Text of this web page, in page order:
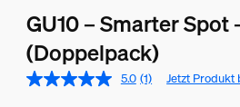
GU10 – Smarter Spot
(Doppelpack)
5.0 (1) Jetzt Produkt